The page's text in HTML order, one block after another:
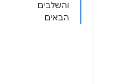
והשלבים
הבאים